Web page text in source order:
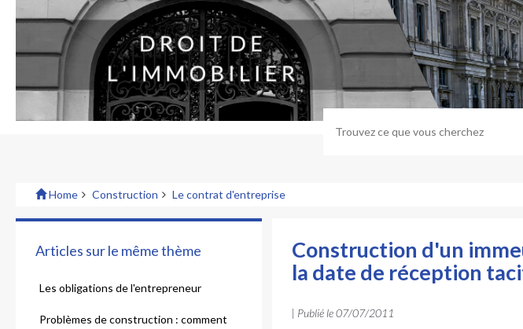
Home Construction Le contrat d'entreprise
Articles sur le même thème
Les obligations de l'entrepreneur
Problèmes de construction : comment
Construction d'un
la date de réception
| Publié le07/07/2011